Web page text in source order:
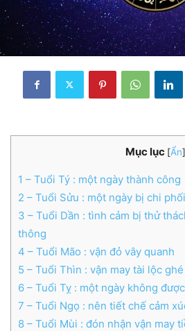
Mục lục [Ẩn]
1 – Tuổi Tý : một ngày thành công
2 – Tuổi Sửu : một ngày bị chi
3 – Tuổi Dần : tình cảm bị thử
thông
4 – Tuổi Mão : vận đỏ vây quanh
5 – Tuổi Thìn : vận may tài lộc
6 – Tuổi Tỵ : một ngày không
7 – Tuổi Ngọ : nên tiết chế cảm
8 – Tuổi Mùi : đón nhận vận may